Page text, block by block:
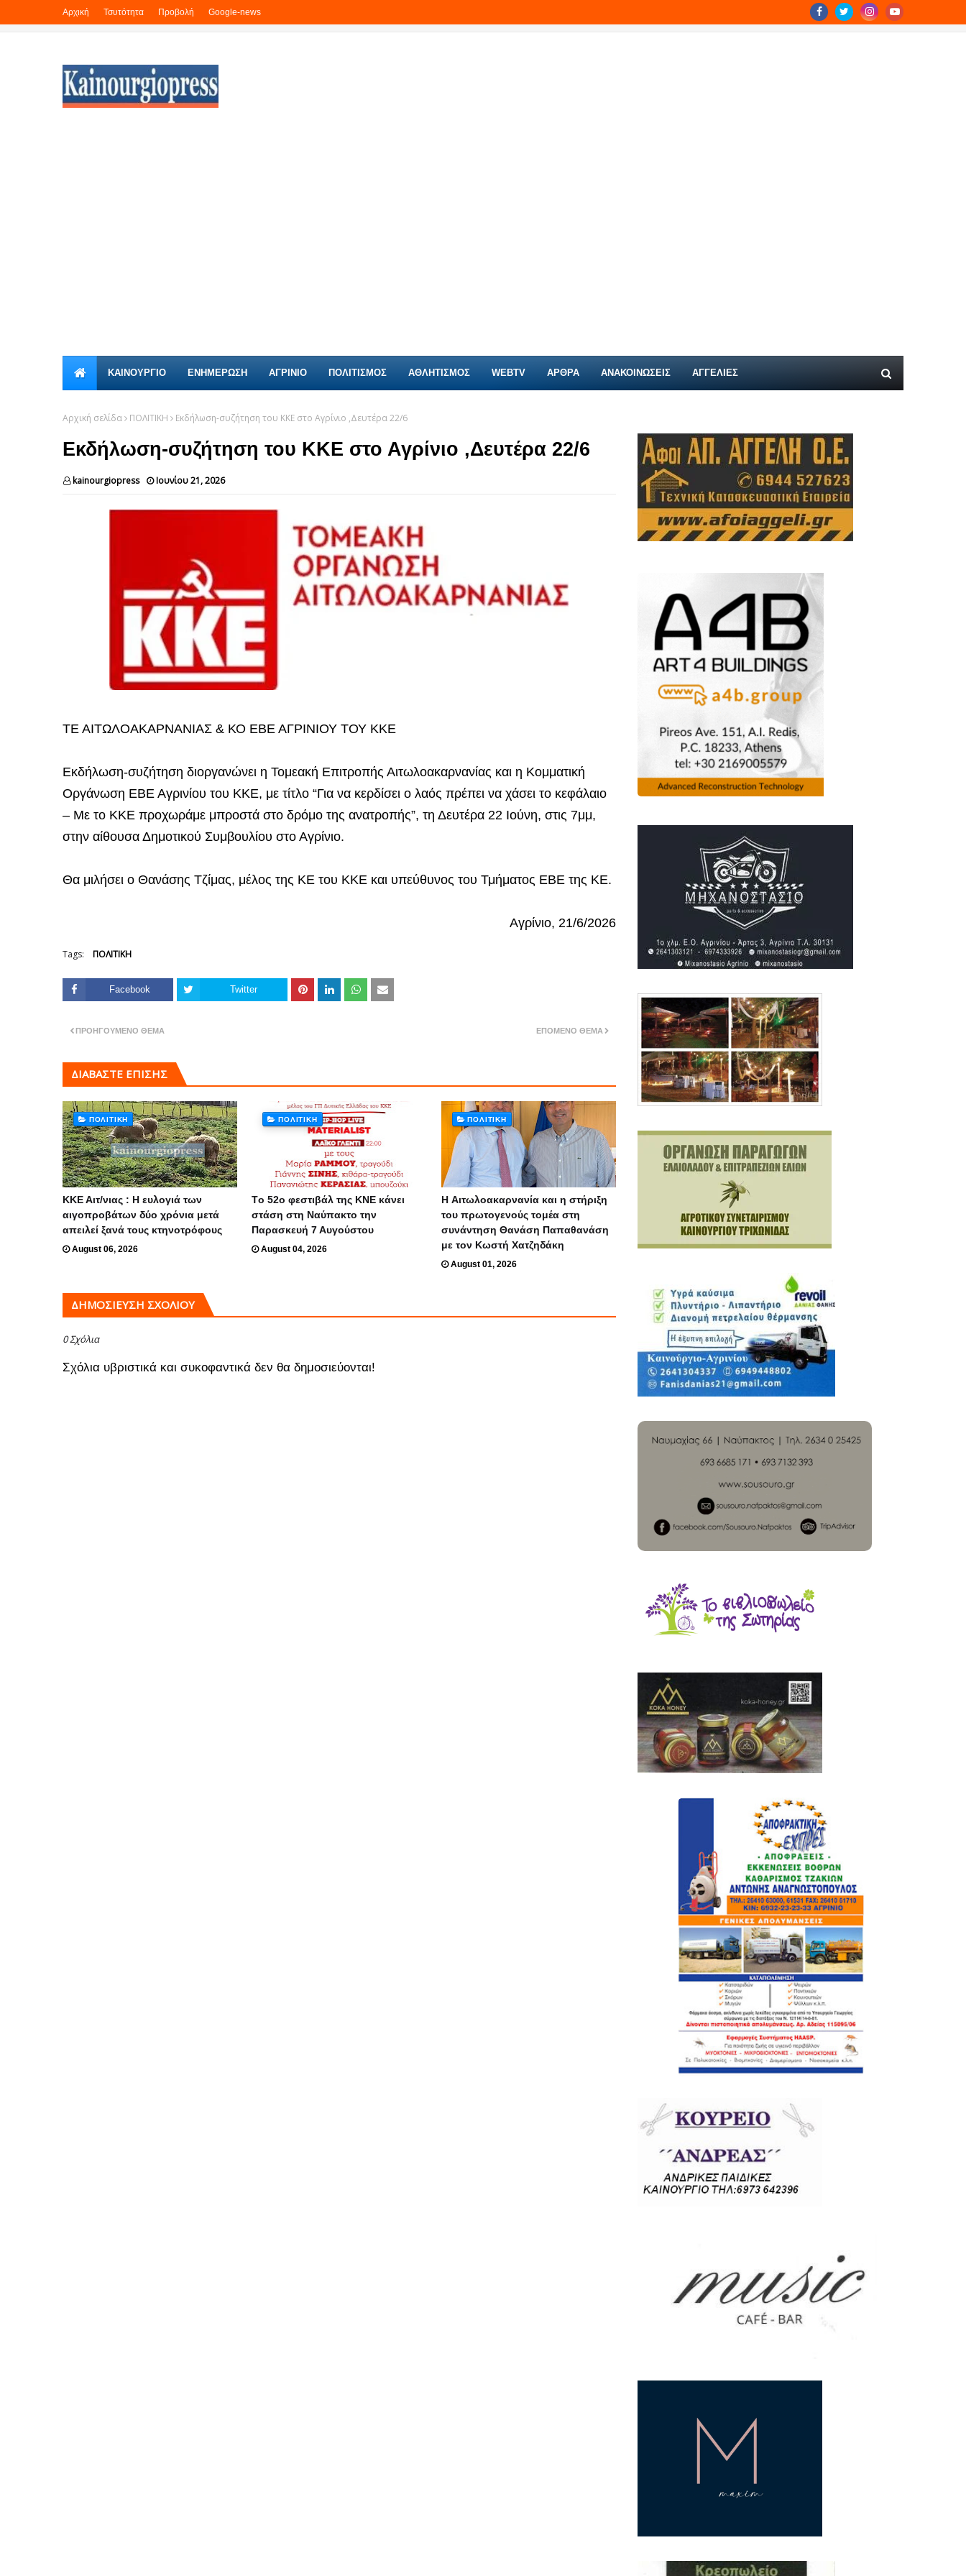
Αρχική Τσυτότητα Προβολή Google-news
ΚΑΙΝΟΎΡΓΙΟ ΕΝΗΜΕΡΩΣΗ ΑΓΡΙΝΙΟ ΠΟΛΙΤΙΣΜΟΣ ΑΘΛΗΤΙΣΜΟΣ WEBTV ΑΡΘΡΑ ΑΝΑΚΟΙΝΩΣΕΙΣ ΑΓΓΕΛΊΕΣ
Αρχική σελίδα ΠΟΛΙΤΙΚΗ Εκδήλωση-συζήτηση του ΚΚΕ στο Αγρίνιο ,Δευτέρα 22/6
Εκδήλωση-συζήτηση του ΚΚΕ στο Αγρίνιο ,Δευτέρα 22/6
kainourgiopress Ιουνίου 21, 2026
ΤΕ ΑΙΤΩΛΟΑΚΑΡΝΑΝΙΑΣ & ΚΟ ΕΒΕ ΑΓΡΙΝΙΟΥ ΤΟΥ ΚΚΕ
Εκδήλωση-συζήτηση διοργανώνει η Τομεακή Επιτροπής Αιτωλοακαρνανίας και η Κομματική
Οργάνωση ΕΒΕ Αγρινίου του ΚΚΕ, με τίτλο “Για να κερδίσει ο λαός πρέπει να χάσει το κεφάλαιο
– Με το ΚΚΕ προχωράμε μπροστά στο δρόμο της ανατροπής”, τη Δευτέρα 22 Ιούνη, στις 7μμ,
στην αίθουσα Δημοτικού Συμβουλίου στο Αγρίνιο.
Θα μιλήσει ο Θανάσης Τζίμας, μέλος της ΚΕ του ΚΚΕ και υπεύθυνος του Τμήματος ΕΒΕ της ΚΕ.
Αγρίνιο, 21/6/2026
Tags: ΠΟΛΙΤΙΚΗ
Facebook Twitter
ΕΠΌΜΕΝΟ ΘΈΜΑ
ΠΡΟΗΓΟΎΜΕΝΟ ΘΈΜΑ
ΔΙΑΒΑΣΤΕ ΕΠΙΣΗΣ
ΠΟΛΙΤΙΚΗ
ΚΚΕ Αιτ/νιας : Η ευλογιά των
αιγοπροβάτων δύο χρόνια μετά
απειλεί ξανά τους κτηνοτρόφους
August 06, 2026
ΠΟΛΙΤΙΚΗ
Tο 52ο φεστιβάλ της ΚΝΕ κάνει
στάση στη Ναύπακτο την
Παρασκευή 7 Αυγούστου
August 04, 2026
ΠΟΛΙΤΙΚΗ
H Αιτωλοακαρνανία και η στήριξη
του πρωτογενούς τομέα στη
συνάντηση Θανάση Παπαθανάση
με τον Κωστή Χατζηδάκη
August 01, 2026
ΔΗΜΟΣΊΕΥΣΗ ΣΧΟΛΊΟΥ
0 Σχόλια
Σχόλια υβριστικά και συκοφαντικά δεν θα δημοσιεύονται!